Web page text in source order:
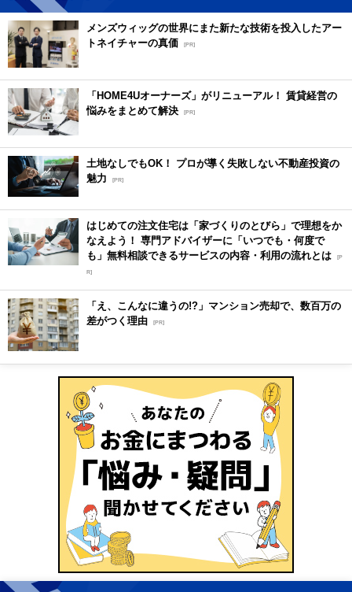
メンズウィッグの世界にまた新たな技術を投入したアー
トネイチャーの真価 [PR]
「HOME4Uオーナーズ」がリニューアル！ 賃貸経営の
悩みをまとめて解決 [PR]
土地なしでもOK！ プロが導く失敗しない不動産投資の
魅力
[PR]
はじめての注文住宅は「家づくりのとびら」で理想をか
なえよう！ 専門アドバイザーに「いつでも・何度で
も」無料相談できるサービスの内容・利用の流れとは [P
R]
「え、こんなに違うの!?」マンション売却で、数百万の
差がつく理由 [PR]